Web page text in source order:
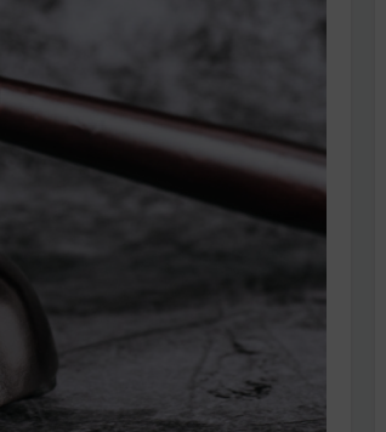
Pradát visel. De te miért öltözöl hozzá?
Zsigmond: falusi író vagy boncmester?
akarja uralni – de nem csak a 80-as években
akkor működik, ha jól van felújítva